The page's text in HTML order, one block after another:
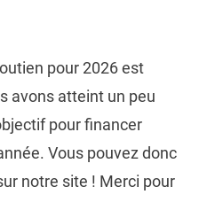
pour 2026 est
avons atteint un peu
pour financer
Vous pouvez donc
notre site ! Merci pour